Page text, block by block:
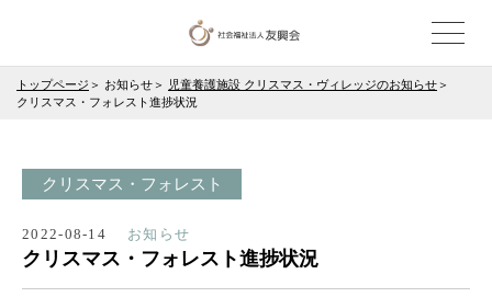
トップページ お知らせ
児童養護施設 クリスマス・ヴィレッジのお知らせ
クリスマス・フォレスト進捗状況
クリスマス・フォレスト
2022-08-14 お知らせ
クリスマス・フォレスト進捗状況